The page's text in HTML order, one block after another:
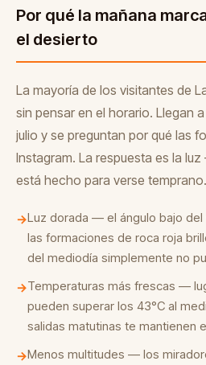
Por qué la mañana
el desierto
La mayoría de los visitantes de
sin pensar en el horario. Llegan
julio y se preguntan por qué las
Instagram. La respuesta es la
está hecho para verse temprano.
→Luz dorada — el ángulo bajo
las formaciones de roca roja
del mediodía simplemente no
→Temperaturas más frescas —
pueden superar los 43°C al
salidas matutinas te mantienen
→Menos multitudes — los